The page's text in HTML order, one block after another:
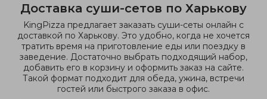
Доставка суши-сетов по Харькову
KingPizza предлагает заказать суши-сеты онлайн с
доставкой по Харькову. Это удобно, когда не хочется
тратить время на приготовление еды или поездку в
заведение. Достаточно выбрать подходящий набор,
добавить его в корзину и оформить заказ на сайте.
Такой формат подходит для обеда, ужина, встречи
гостей или быстрого заказа в офис.